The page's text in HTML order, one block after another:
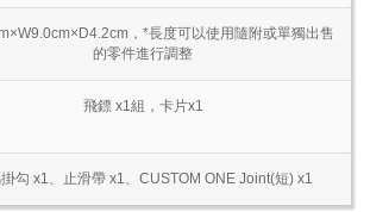
，*長度可以使用隨附或單獨出售
的零件進行調整
飛鏢 x1組，卡片x1
勾 x1、止滑帶 x1、CUSTOM ONE Joint(短) x1